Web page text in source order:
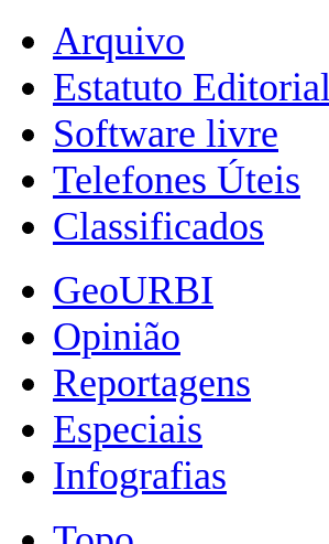
Arquivo
Estatuto Editorial
Software livre
Telefones Úteis
Classificados
GeoURBI
Opinião
Reportagens
Especiais
Infografias